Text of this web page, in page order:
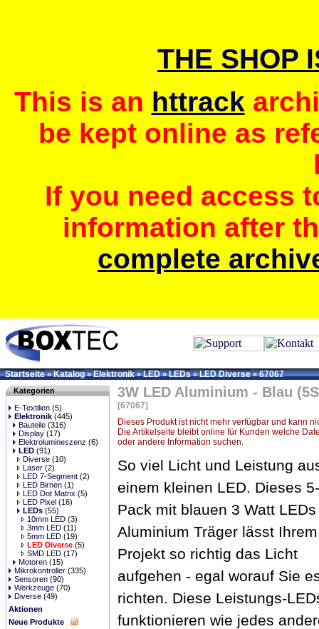
THE SHOP
This is an httrack
be kept online as
If you need access
information after
complete
Startseite»Katalog»Elektronik»LED»LEDs»LED Diverse»67067
Kategorien
E-Textilien (5)
Elektronik (445)
Bauteile (316)
Display (17)
Elektrolumineszenz (6)
LED (91)
Diverse (10)
Laser (2)
LED 7-Segment (2)
LED Birnen (1)
LED Dot Matrix (5)
LED Pixel (16)
LEDs (55)
10mm LED (3)
3mm LED (11)
5mm LED (19)
LED Diverse (5)
SMD LED (17)
Motoren (15)
Mikrokontroller (335)
Sensoren (90)
Werkzeuge (70)
Diverse (49)
Aktionen
Neue Produkte
3W LED Aluminium - Blau
[67067]
Dieses Produkt ist nicht mehr verfügbar und kann
Die Artikelseite bleibt online für Kunden welche
oder andere Information suchen.
So viel Licht und Leistung
einem kleinen LED. Dieses
Pack mit blauen 3 Watt
Aluminium Träger lässt Ihrem
Projekt so richtig das Licht
aufgehen - egal worauf Sie
richten. Diese Leistungs-
funktionieren wie jedes